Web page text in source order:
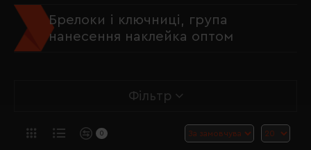
Брелоки і ключниці, група
нанесення наклейка оптом
Фільтр
0